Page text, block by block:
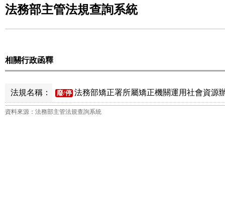
法務部主管法規查詢系統
相關行政函釋
法規名稱： 廢/停 法務部矯正署所屬矯正機關運用社會資源
資料來源：法務部主管法規查詢系統